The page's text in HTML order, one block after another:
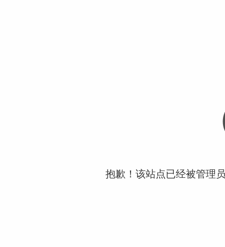
抱歉！该站点已经被管理